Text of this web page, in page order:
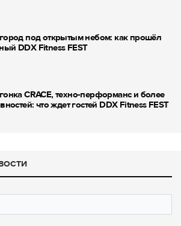
под открытым небом: как прошёл
DDX Fitness FEST
CRACE, техно-перформанс и более
что ждет гостей DDX Fitness FEST